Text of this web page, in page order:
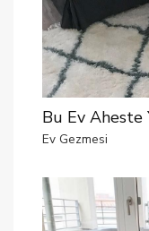
Ev Gezmesi